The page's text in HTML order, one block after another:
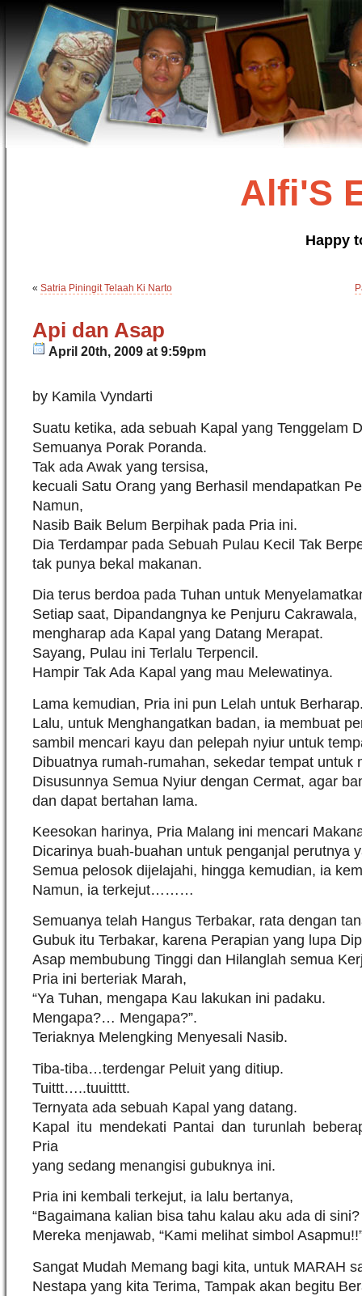
Alfi'S
Happy
« Satria Piningit Telaah Ki Narto
Api dan Asap
April 20th, 2009 at 9:59pm
by Kamila Vyndarti
Suatu ketika, ada sebuah Kapal yang Tenggelam
Semuanya Porak Poranda.
Tak ada Awak yang tersisa,
kecuali Satu Orang yang Berhasil mendapatkan
Namun,
Nasib Baik Belum Berpihak pada Pria ini.
Dia Terdampar pada Sebuah Pulau Kecil Tak
tak punya bekal makanan.
Dia terus berdoa pada Tuhan untuk
Setiap saat, Dipandangnya ke Penjuru Cakrawala,
mengharap ada Kapal yang Datang Merapat.
Sayang, Pulau ini Terlalu Terpencil.
Hampir Tak Ada Kapal yang mau Melewatinya.
Lama kemudian, Pria ini pun Lelah untuk
Lalu, untuk Menghangatkan badan, ia membuat
sambil mencari kayu dan pelepah nyiur untuk
Dibuatnya rumah-rumahan, sekedar tempat untuk
Disusunnya Semua Nyiur dengan Cermat, agar
dan dapat bertahan lama.
Keesokan harinya, Pria Malang ini mencari
Dicarinya buah-buahan untuk penganjal perutnya
Semua pelosok dijelajahi, hingga kemudian, ia
Namun, ia terkejut………
Semuanya telah Hangus Terbakar, rata dengan
Gubuk itu Terbakar, karena Perapian yang lupa
Asap membubung Tinggi dan Hilanglah semua
Pria ini berteriak Marah,
“Ya Tuhan, mengapa Kau lakukan ini padaku.
Mengapa?… Mengapa?”.
Teriaknya Melengking Menyesali Nasib.
Tiba-tiba…terdengar Peluit yang ditiup.
Tuittt…..tuuitttt.
Ternyata ada sebuah Kapal yang datang.
Kapal itu mendekati Pantai dan turunlah
Pria
yang sedang menangisi gubuknya ini.
Pria ini kembali terkejut, ia lalu bertanya,
“Bagaimana kalian bisa tahu kalau aku ada di sini?
Mereka menjawab, “Kami melihat simbol
Sangat Mudah Memang bagi kita, untuk MARAH
Nestapa yang kita Terima, Tampak akan begitu